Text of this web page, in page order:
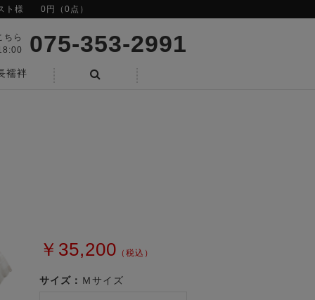
ト様 0円（0点）
ちら
075-353-2991
襦袢
￥35,200 （税込）
サイズ： Ｍサイズ